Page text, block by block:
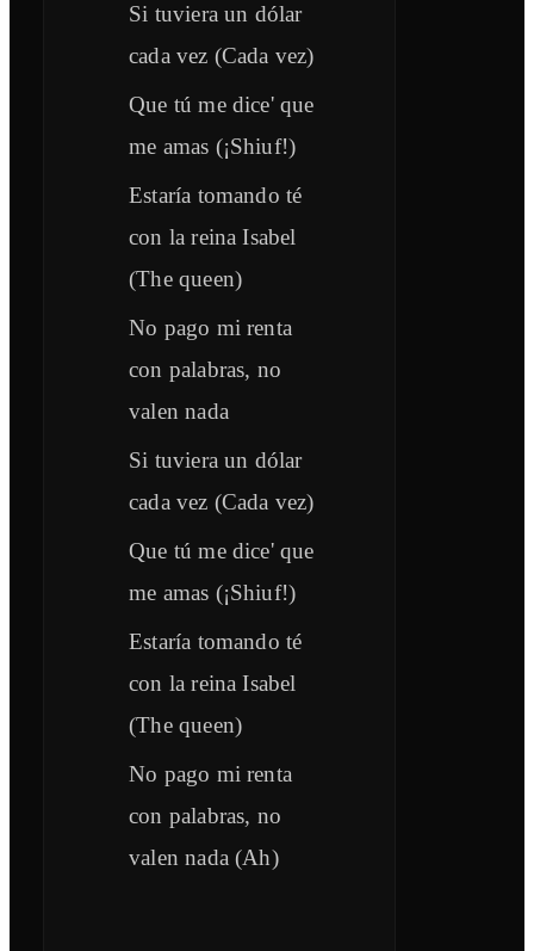
Si tuviera un dólar
cada vez (Cada vez)
Que tú me dice' que
me amas (¡Shiuf!)
Estaría tomando té
con la reina Isabel
(The queen)
No pago mi renta
con palabras, no
valen nada
Si tuviera un dólar
cada vez (Cada vez)
Que tú me dice' que
me amas (¡Shiuf!)
Estaría tomando té
con la reina Isabel
(The queen)
No pago mi renta
con palabras, no
valen nada (Ah)